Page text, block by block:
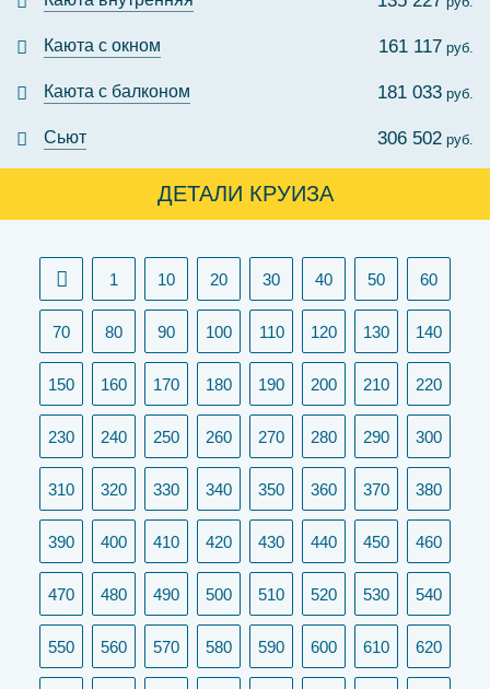
Каюта с окном 161 117 руб.
Каюта с балконом 181 033 руб.
Сьют 306 502 руб.
ДЕТАЛИ КРУИЗА
1 10 20 30 40 50 60
70 80 90 100 110 120 130 140
150 160 170 180 190 200 210 220
230 240 250 260 270 280 290 300
310 320 330 340 350 360 370 380
390 400 410 420 430 440 450 460
470 480 490 500 510 520 530 540
550 560 570 580 590 600 610 620